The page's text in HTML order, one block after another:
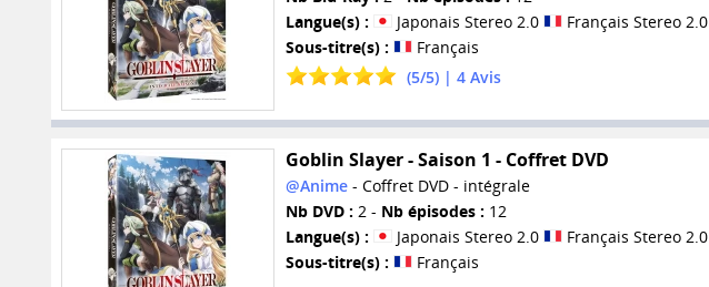
Langue(s) :
Japonais Stereo 2.0
Français Stereo 2.0
Sous-titre(s) :
Français
(5/5) | 4Avis
Goblin Slayer - Saison 1 - Coffret DVD
@Anime- Coffret DVD - intégrale
Nb DVD : 2 - Nb épisodes : 12
Langue(s) :
Japonais Stereo 2.0
Français Stereo 2.0
Sous-titre(s) :
Français